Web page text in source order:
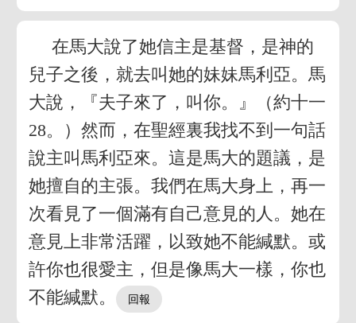
在馬大說了她信主是基督，是神的
兒子之後，就去叫她的妹妹馬利亞。馬
大說，『夫子來了，叫你。』（約十一
28。）然而，在聖經裏我找不到一句話
說主叫馬利亞來。這是馬大的題議，是
她擅自的主張。我們在馬大身上，再一
次看見了一個滿有自己意見的人。她在
意見上非常活躍，以致她不能緘默。或
許你也很愛主，但是像馬大一樣，你也
不能緘默。